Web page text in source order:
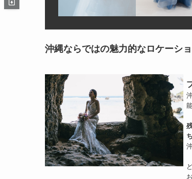
沖縄ならではの魅力的なロケーシ